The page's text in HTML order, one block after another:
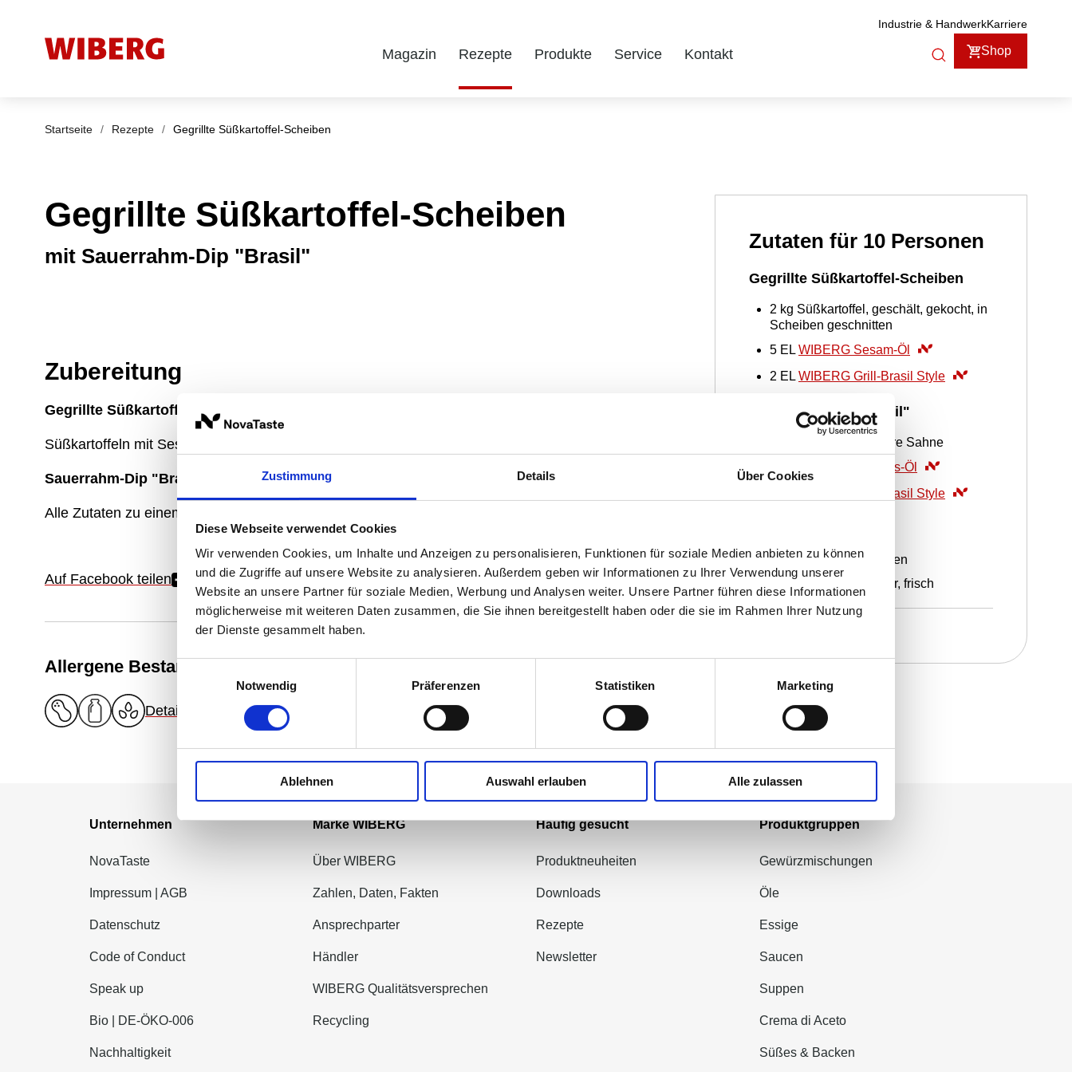
Zustimmung Details Über Cookies
Diese Webseite verwendet Cookies
Wir verwenden Cookies, um Inhalte und Anzeigen zu personalisieren, Funktionen für soziale Medien anbieten zu können
und die Zugriffe auf unsere Website zu analysieren. Außerdem geben wir Informationen zu Ihrer Verwendung unserer
Website an unsere Partner für soziale Medien, Werbung und Analysen weiter. Unsere Partner führen diese Informationen
möglicherweise mit weiteren Daten zusammen, die Sie ihnen bereitgestellt haben oder die sie im Rahmen Ihrer Nutzung
der Dienste gesammelt haben.
Einwilligungsauswahl
Notwendig
Präferenzen Statistiken Marketing
Ablehnen Auswahl erlauben Alle zulassen
Industrie & HandwerkKarriere
Magazin Rezepte Produkte Service Kontakt Shop
Startseite / Rezepte / Gegrillte Süßkartoffel-Scheiben
Gegrillte Süßkartoffel-Scheiben
mit Sauerrahm-Dip "Brasil"
Zutaten für 10 Personen
Gegrillte Süßkartoffel-Scheiben
2 kg Süßkartoffel, geschält, gekocht, in
Scheiben geschnitten
5 EL WIBERG Sesam-Öl
2 EL WIBERG Grill-Brasil Style
Sauerrahm-Dip "Brasil"
Sauerrahm/saure Sahne
WIBERG Erdnuss-Öl
WIBERG Grill-Brasil Style
10 ST Limettenscheiben
ST Korianderblätter, frisch
Zubereitung
Gegrillte Süßkartoffel-Scheiben
Süßkartoffeln mit Sesam-Öl bepinseln und grillen. Anschließend kräftig mit Grill-Brasil würzen.
Sauerrahm-Dip "Brasil"
Alle Zutaten zu einem cremigen Dip rühren und kräftig mit Grill-Brasil abschmecken.
Auf Facebook teilen
Allergene Bestandteile
Details zu Allergenen
Unternehmen
NovaTaste
Impressum | AGB
Datenschutz
Code of Conduct
Speak up
Bio | DE-ÖKO-006
Nachhaltigkeit
Marke WIBERG
Über WIBERG
Zahlen, Daten, Fakten
Ansprechparter
Händler
WIBERG Qualitätsversprechen
Recycling
Häufig gesucht
Produktneuheiten
Downloads
Rezepte
Newsletter
Produktgruppen
Gewürzmischungen
Öle
Essige
Saucen
Suppen
Crema di Aceto
Süßes & Backen